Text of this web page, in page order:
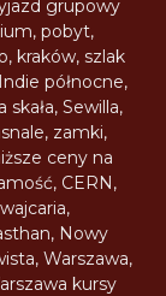
grupowy
,pobyt,
, kraków,szlak
Indie północne,
skała,Sewilla,
, zamki,
ceny na
, CERN,
,
, Nowy
,Warszawa,
kursy